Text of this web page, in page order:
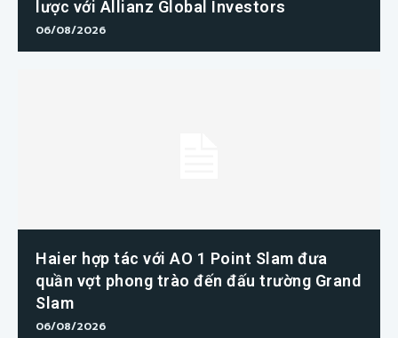
lược với Allianz Global Investors
06/08/2026
Haier hợp tác với AO 1 Point Slam đưa
quần vợt phong trào đến đấu trường Grand
Slam
06/08/2026